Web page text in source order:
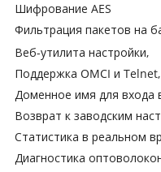
Шифрование AES
Фильтрация пакетов на
Веб-утилита настройки,
Поддержка OMCI и Telnet,
Доменное имя для входа
Возврат к заводским
Статистика в реальном
Диагностика